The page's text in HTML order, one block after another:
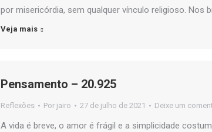
por misericórdia, sem qualquer vínculo religioso. Nos
Veja mais
Pensamento – 20.925
Reflexões Por jairo 27 de julho de 2021 Deixe um
A vida é breve, o amor é frágil e a simplicidade